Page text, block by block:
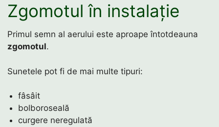
Zgomotul în instalație
Primul semn al aerului este aproape întotdeauna
zgomotul.
Sunetele pot fi de mai multe tipuri:
fâsâit
bolboroseală
curgere neregulată